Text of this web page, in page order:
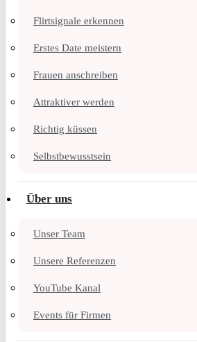
Flirtsignale erkennen
Erstes Date meistern
Frauen anschreiben
Attraktiver werden
Richtig küssen
Selbstbewusstsein
Über uns
Unser Team
Unsere Referenzen
YouTube Kanal
Events für Firmen